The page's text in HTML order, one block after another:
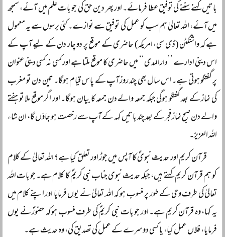
باتیں کہنے سننے کی توفیق عطا فرمائے۔ اور پھر دین حق کی جو بات علم میں آئے، سمجھ
میں آئے، اللہ تعالیٰ ہم سب کو عمل کی توفیق سے نوازے۔ کئی برسوں سے یہ معمول
ہے کہ واشنگٹن (ڈی سی، امریکہ) حاضری کے موقع پر دو چار دن کے لیے آپ کے
اس دینی ادارے ’’دارالہدی‘‘ میں حاضری کا موقع ملتا ہے اور کسی نہ کسی دینی عنوان
پر گفتگو ہوتی ہے۔ اس سال بھی چند روز آپ کے پاس قیام ہوگا۔ تین دن تو مغرب
کی نماز کے بعد گفتگو ہوگی جبکہ جمعہ والے دن جمعہ کا بیان ہوگا۔ اور اگر موقع ملا تو ہفتے
والے دن صبح نماز فجر کے بعد چند باتیں کہہ کے آپ سے رخصت ہو جاؤں گا، ان شاء
اللہ العزیز۔
قرآن کریم اور حدیث نبویؐ کا آپس میں جوڑ اور تعلق کیا ہے؟ اللہ تعالیٰ کے کلام
کو ہم قرآن کریم کہتے ہیں، جبکہ حدیث نبوی جناب نبی کریمؐ کا کلام ہے۔ جو بات اللہ
تعالیٰ کی طرف وحی کے طور پر منسوب ہو کہ اللہ تعالیٰ نے یوں فرمایا اور اپنے کلام میں
یہ کہا، وہ قرآن کریم ہے۔ اور جو بات نبی کریمؐ کی طرف منسوب ہو کہ حضورؐ نے یوں
فرمایا، فلاں عمل کیا، یا کسی دوسرے کے عمل کی تصدیق کی، وہ حدیث ہے۔